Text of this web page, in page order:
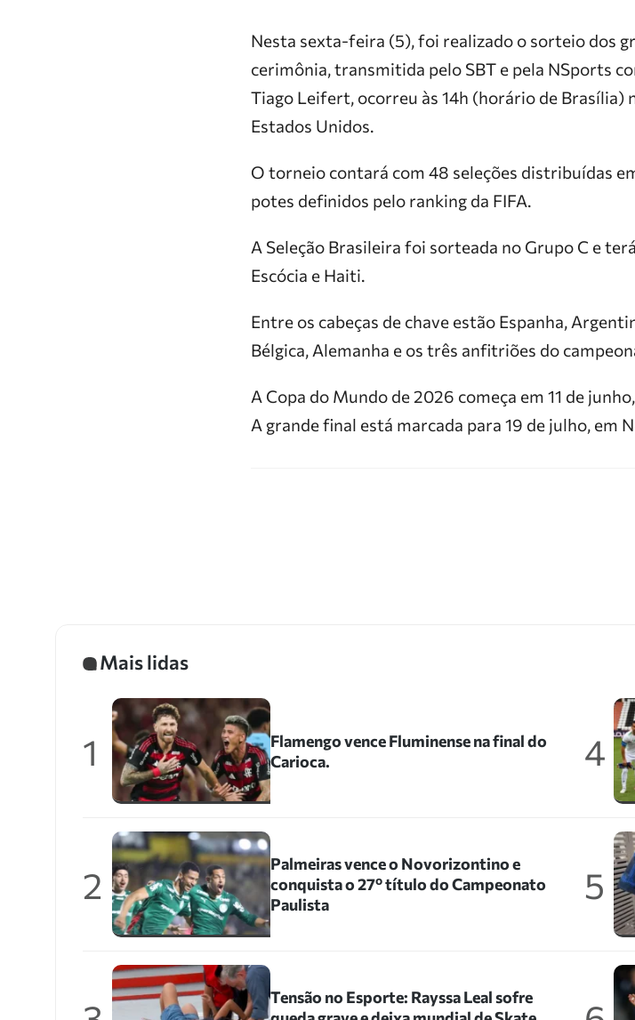
Nesta sexta-feira (5), foi realizado o sorteio dos
cerimônia, transmitida pelo SBT e pela NSports
Tiago Leifert, ocorreu às 14h (horário de Brasília)
Estados Unidos.
O torneio contará com 48 seleções distribuídas
potes definidos pelo ranking da FIFA.
A Seleção Brasileira foi sorteada no Grupo C e
Escócia e Haiti.
Entre os cabeças de chave estão Espanha,
Bélgica, Alemanha e os três anfitriões do
A Copa do Mundo de 2026 começa em 11 de
A grande final está marcada para 19 de julho, em
Mais lidas
1
Flamengo vence Fluminense na final do
Carioca.
2
Palmeiras vence o Novorizontino e
conquista o 27º título do Campeonato
Paulista
Tensão no Esporte: Rayssa Leal sofre
4
5